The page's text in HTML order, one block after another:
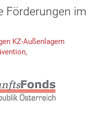
Förderungen im
KZ-Außenlagern